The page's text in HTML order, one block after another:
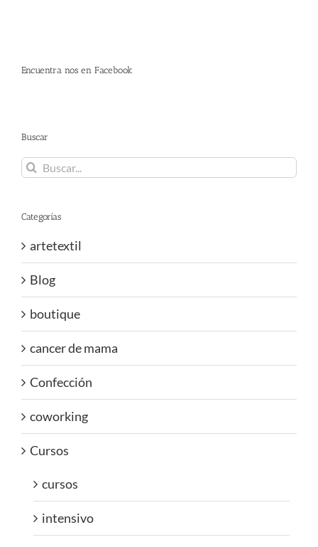
Encuentra nos en Facebook
Buscar
Buscar:
Categorías
artetextil
Blog
boutique
cancer de mama
Confección
coworking
Cursos
cursos
intensivo